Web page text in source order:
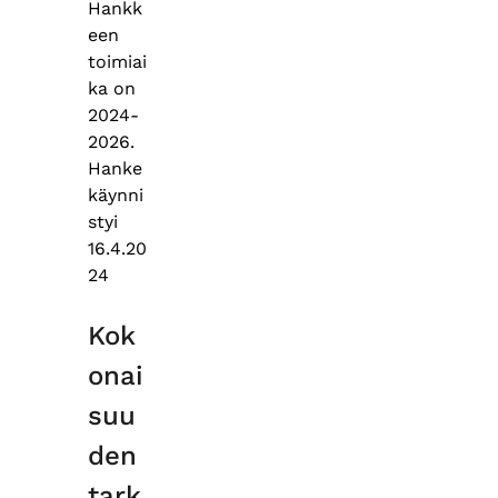
Hankk
een
toimiai
ka on
2024-
2026.
Hanke
käynni
styi
16.4.20
24
Kok
onai
suu
den